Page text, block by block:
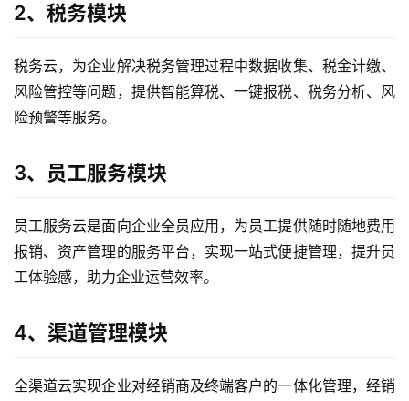
2、税务模块
税务云，为企业解决税务管理过程中数据收集、税金计缴、
风险管控等问题，提供智能算税、一键报税、税务分析、风
险预警等服务。
3、员工服务模块
员工服务云是面向企业全员应用，为员工提供随时随地费用
报销、资产管理的服务平台，实现一站式便捷管理，提升员
工体验感，助力企业运营效率。
4、渠道管理模块
全渠道云实现企业对经销商及终端客户的一体化管理，经销